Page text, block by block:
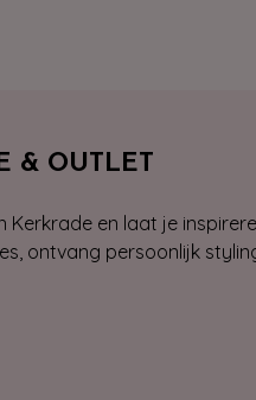
& OUTLET
Kerkrade en laat je
ontvang persoonlijk